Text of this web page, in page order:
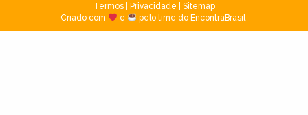
Termos| Privacidade
Sitemap
Criado com
e pelo time do EncontraBrasil